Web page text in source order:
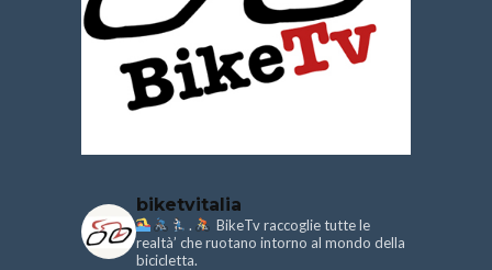
biketvitalia
.
BikeTv raccoglie tutte le
realtà’ che ruotano intorno al mondo della
bicicletta.